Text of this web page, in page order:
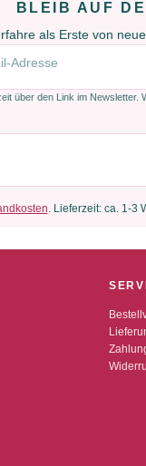
BLEIB AUF
als Erste von
über den Link im Newsletter.
. Lieferzeit: ca. 1-3